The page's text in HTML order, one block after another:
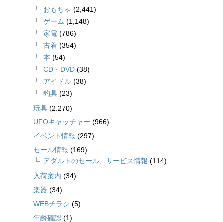
おもちゃ (2,441)
ゲーム (1,148)
家電 (786)
古着 (354)
本 (54)
CD・DVD (38)
アイドル (38)
釣具 (23)
玩具 (2,270)
UFOキャッチャー (966)
イベント情報 (297)
セール情報 (169)
アダルトのセール、サービス情報 (114)
入荷案内 (34)
楽器 (34)
WEBチラシ (5)
年齢確認 (1)